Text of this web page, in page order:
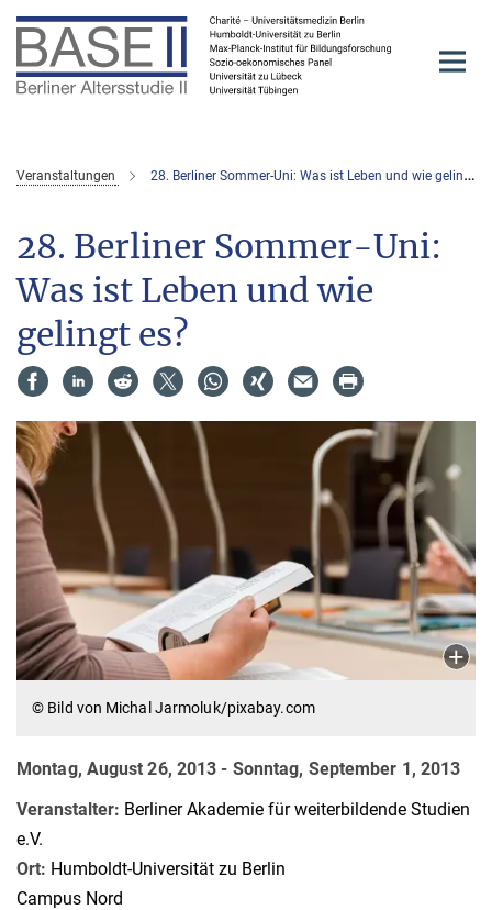
Hauptinhalt
Veranstaltungen 28. Berliner Sommer-Uni: Was ist Leben und wie gelingt es?
28. Berliner Sommer-Uni:
Was ist Leben und wie
gelingt es?
© Bild von Michal Jarmoluk/pixabay.com
Montag, August 26, 2013 - Sonntag, September 1, 2013
Veranstalter: Berliner Akademie für weiterbildende Studien
e.V.
Ort: Humboldt-Universität zu Berlin
Campus Nord